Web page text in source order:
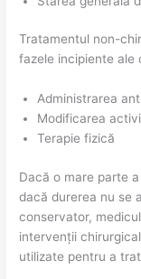
Tratamentul non-
fazele incipiente ale
Administrarea
Modificarea
Terapie fizică
Dacă o mare parte
dacă durerea nu se
conservator,
intervenții
utilizate pentru a